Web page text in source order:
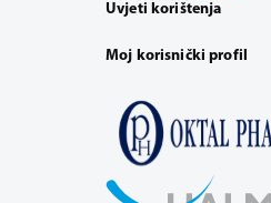
Uvjeti korištenja
Moj korisnički profil